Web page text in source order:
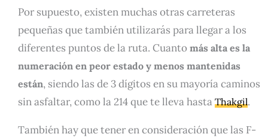
Por supuesto, existen muchas otras carreteras
pequeñas que también utilizarás para llegar a los
diferentes puntos de la ruta. Cuanto más alta es la
numeración en peor estado y menos mantenidas
están, siendo las de 3 dígitos en su mayoría caminos
sin asfaltar, como la 214 que te lleva hasta Thakgil.
También hay que tener en consideración que las F-